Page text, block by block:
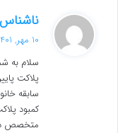
ناشناس
10 مهر, 1401 در 13:26
سلام به
پلاکت
سابقه
کمبود
متخصص